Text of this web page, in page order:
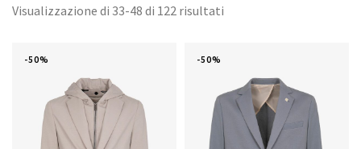
Visualizzazione di 33-48 di 122 risultati
-50% -50%